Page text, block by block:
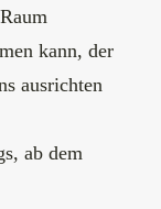
kann, der
ausrichten
ab dem